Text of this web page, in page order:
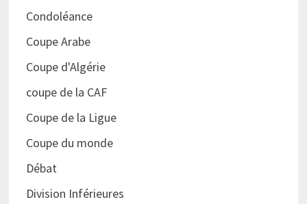
Condoléance
Coupe Arabe
Coupe d'Algérie
coupe de la CAF
Coupe de la Ligue
Coupe du monde
Débat
Division Inférieures